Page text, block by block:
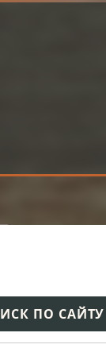
ПО САЙТУ